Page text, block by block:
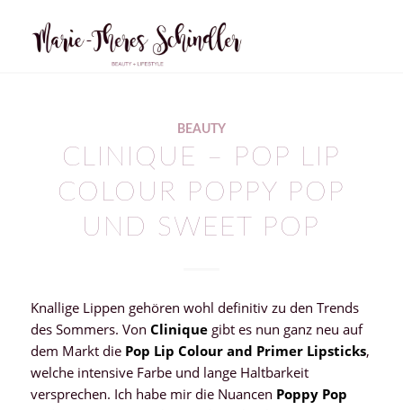
BEAUTY
CLINIQUE – POP LIP
COLOUR POPPY POP
UND SWEET POP
Knallige Lippen gehören wohl definitiv zu den Trends
des Sommers. Von Cliniquegibt es nun ganz neu auf
dem Markt die Pop Lip Colour and Primer Lipsticks,
welche intensive Farbe und lange Haltbarkeit
versprechen. Ich habe mir die Nuancen Poppy Pop